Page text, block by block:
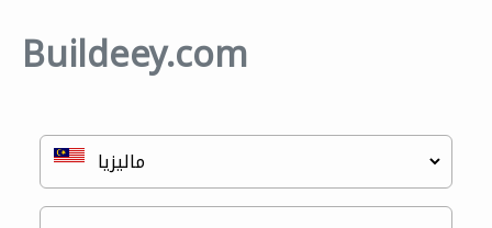
Buildeey.com